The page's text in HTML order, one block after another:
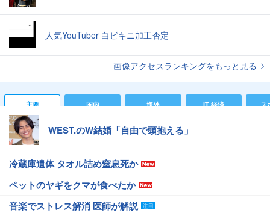
人気YouTuber 白ビキニ加工否定
画像アクセスランキングをもっと見る
主要 国内 海外 IT 経済 ス
WEST.のW結婚「自由で頭抱える」
冷蔵庫遺体 タオル詰め窒息死か
ペットのヤギをクマが食べたか
音楽でストレス解消 医師が解説